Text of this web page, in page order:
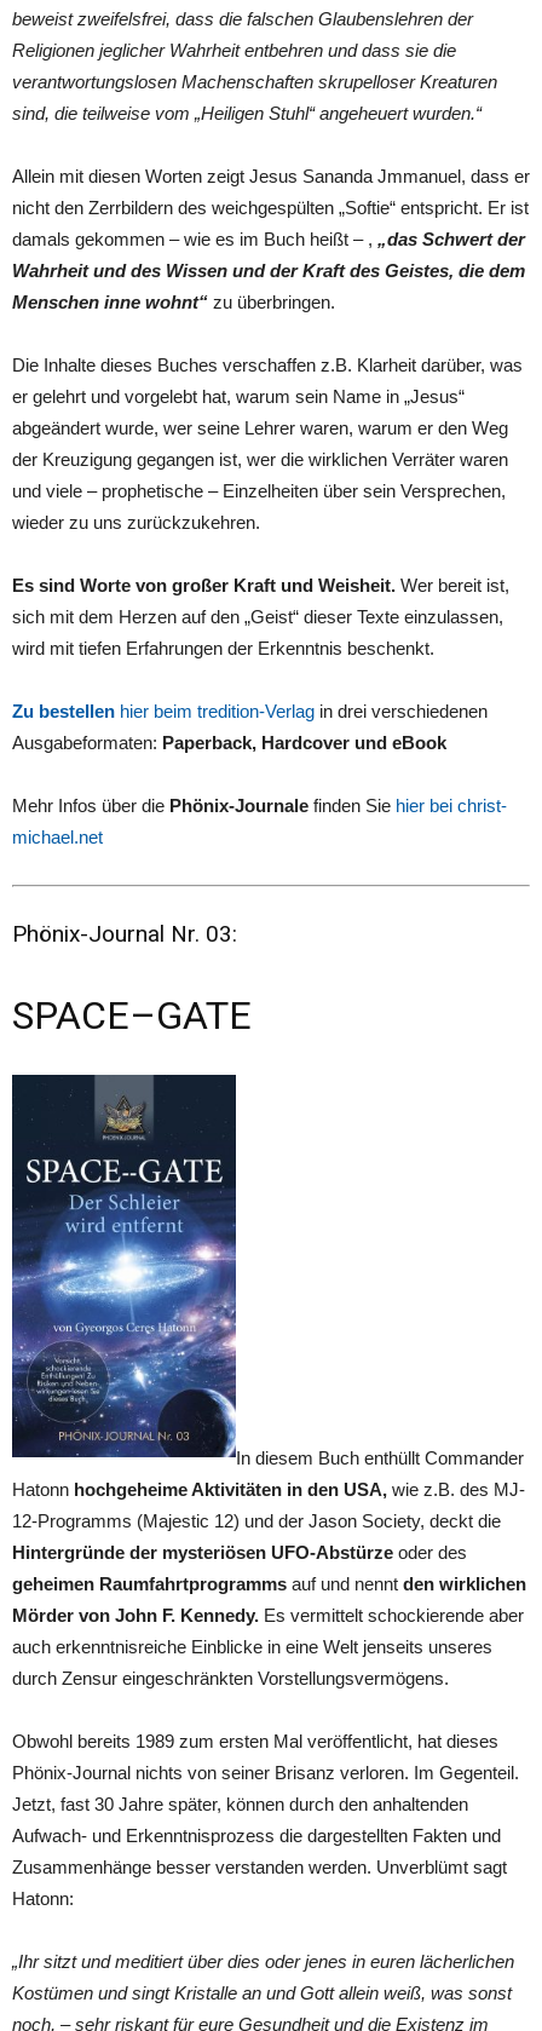
beweist zweifelsfrei, dass die falschen Glaubenslehren der
Religionen jeglicher Wahrheit entbehren und dass sie die
verantwortungslosen Machenschaften skrupelloser Kreaturen
sind, die teilweise vom „Heiligen Stuhl“ angeheuert wurden.“
Allein mit diesen Worten zeigt Jesus Sananda Jmmanuel, dass er
nicht den Zerrbildern des weichgespülten „Softie“ entspricht. Er ist
damals gekommen – wie es im Buch heißt – , „das Schwert der
Wahrheit und des Wissen und der Kraft des Geistes, die dem
Menschen inne wohnt“ zu überbringen.
Die Inhalte dieses Buches verschaffen z.B. Klarheit darüber, was
er gelehrt und vorgelebt hat, warum sein Name in „Jesus“
abgeändert wurde, wer seine Lehrer waren, warum er den Weg
der Kreuzigung gegangen ist, wer die wirklichen Verräter waren
und viele – prophetische – Einzelheiten über sein Versprechen,
wieder zu uns zurückzukehren.
Es sind Worte von großer Kraft und Weisheit. Wer bereit ist,
sich mit dem Herzen auf den „Geist“ dieser Texte einzulassen,
wird mit tiefen Erfahrungen der Erkenntnis beschenkt.
Zu bestellen hier beim tredition-Verlag in drei verschiedenen
Ausgabeformaten: Paperback, Hardcover und eBook
Mehr Infos über die Phönix-Journale finden Sie hier bei christ-
michael.net
Phönix-Journal Nr. 03:
SPACE–GATE
In diesem Buch enthüllt Commander
Hatonn hochgeheime Aktivitäten in den USA, wie z.B. des MJ-
12-Programms (Majestic 12) und der Jason Society, deckt die
Hintergründe der mysteriösen UFO-Abstürze oder des
geheimen Raumfahrtprogramms auf und nennt den wirklichen
Mörder von John F. Kennedy. Es vermittelt schockierende aber
auch erkenntnisreiche Einblicke in eine Welt jenseits unseres
durch Zensur eingeschränkten Vorstellungsvermögens.
Obwohl bereits 1989 zum ersten Mal veröffentlicht, hat dieses
Phönix-Journal nichts von seiner Brisanz verloren. Im Gegenteil.
Jetzt, fast 30 Jahre später, können durch den anhaltenden
Aufwach- und Erkenntnisprozess die dargestellten Fakten und
Zusammenhänge besser verstanden werden. Unverblümt sagt
Hatonn:
„Ihr sitzt und meditiert über dies oder jenes in euren lächerlichen
Kostümen und singt Kristalle an und Gott allein weiß, was sonst
noch, – sehr riskant für eure Gesundheit und die Existenz im